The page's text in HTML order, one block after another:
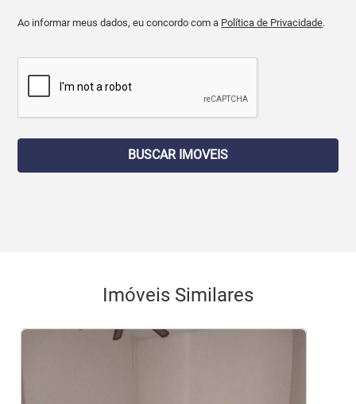
Ao informar meus dados, eu concordo com a Política de Privacidade.
BUSCAR IMOVEIS
Imóveis Similares